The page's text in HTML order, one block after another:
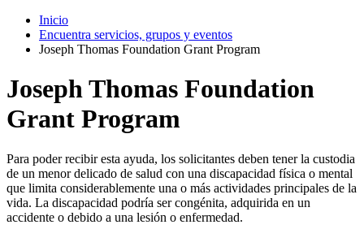
Inicio
Encuentra servicios, grupos y eventos
Joseph Thomas Foundation Grant Program
Joseph Thomas Foundation
Grant Program
Para poder recibir esta ayuda, los solicitantes deben tener la custodia
de un menor delicado de salud con una discapacidad física o mental
que limita considerablemente una o más actividades principales de la
vida. La discapacidad podría ser congénita, adquirida en un
accidente o debido a una lesión o enfermedad.